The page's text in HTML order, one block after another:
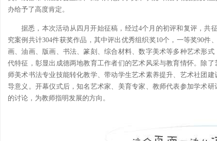
办给予了高度肯定。
据悉，本次活动从四月开始征稿，经过4个月的初评和复评，共
究案例共计304件获奖作品，其中评出优秀组织奖10个，一等奖90件
画、油画、版画、书法、篆刻、综合材料、数字美术等多种艺术形
代特征，彰显出成德两地教育工作者们的艺术风采与教育情怀。除
师美术书法专业技能转化教学、带动学生艺术素养提升、艺术社团
导意义。开幕仪式后，知名艺术家、美育专家、教师代表参加学术
的讨论，为教师指明发展的方向。